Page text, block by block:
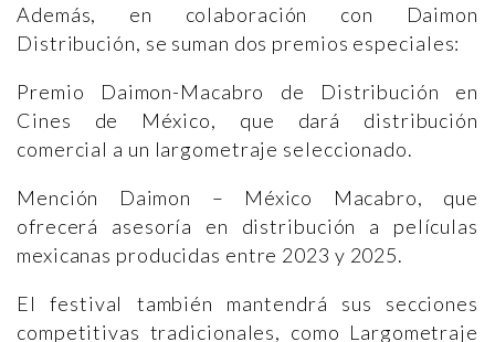
Además, en colaboración con Daimon
Distribución, se suman dos premios especiales:
Premio Daimon-Macabro de Distribución en
Cines de México, que dará distribución
comercial a un largometraje seleccionado.
Mención Daimon – México Macabro, que
ofrecerá asesoría en distribución a películas
mexicanas producidas entre 2023 y 2025.
El festival también mantendrá sus secciones
competitivas tradicionales, como Largometraje